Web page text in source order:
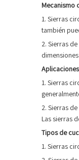
Mecanismo
1. Sierras
también
2. Sierras
1. Sierras
2. Sierras
Las sierras
Tipos de
1. Sierras